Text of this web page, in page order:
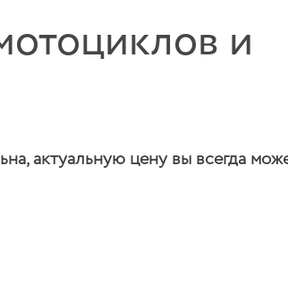
и
актуальную цену вы всегда